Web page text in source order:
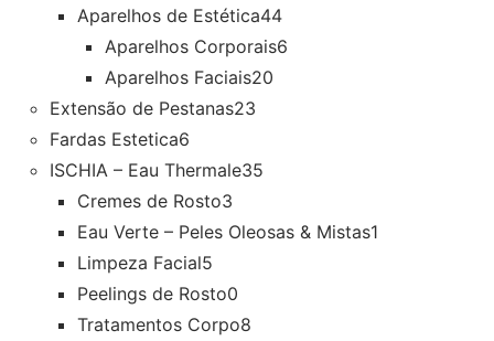
Aparelhos de Estética44
Aparelhos Corporais6
Aparelhos Faciais20
Extensão de Pestanas23
Fardas Estetica6
ISCHIA – Eau Thermale35
Cremes de Rosto3
Eau Verte – Peles Oleosas & Mistas1
Limpeza Facial5
Peelings de Rosto0
Tratamentos Corpo8